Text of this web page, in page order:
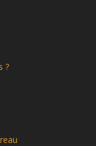
?